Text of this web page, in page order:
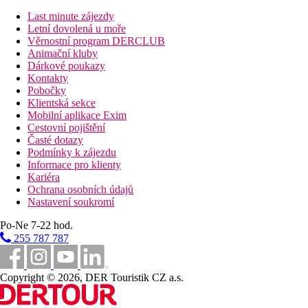
Handicap
Na vyžádání DR/JS přizpůsobené pro handicapované klienty.
Wellness
Zdarma:
Za poplatek:
Internet
Zdarma:
Poznámka
Oficiální třída:*****
9 km
Vzdálenost od nejbližšího letiště
10 km
Golfové hřiště
Last minute zájezdy
Letní dovolená u moře
Věrnostní program DERCLUB
Animační kluby
Dárkové poukazy
Kontakty
Pobočky
Klientská sekce
Mobilní aplikace Exim
Cestovní pojištění
Časté dotazy
Podmínky k zájezdu
Informace pro klienty
Kariéra
Ochrana osobních údajů
Nastavení soukromí
Po-Ne 7-22 hod.
255 787 787
Copyright © 2026, DER Touristik CZ a.s.